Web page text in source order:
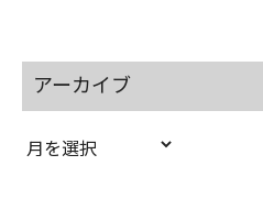
アーカイブ
ア